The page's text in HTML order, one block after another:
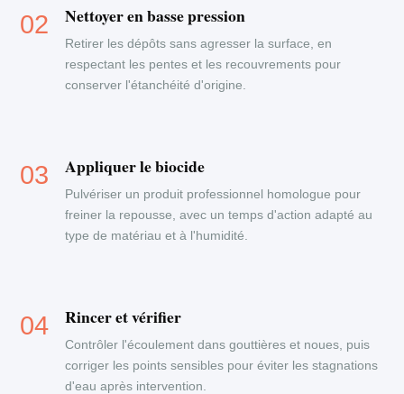
Nettoyer en basse pression
Retirer les dépôts sans agresser la surface, en
respectant les pentes et les recouvrements pour
conserver l'étanchéité d'origine.
Appliquer le biocide
Pulvériser un produit professionnel homologue pour
freiner la repousse, avec un temps d'action adapté au
type de matériau et à l'humidité.
Rincer et vérifier
Contrôler l'écoulement dans gouttières et noues, puis
corriger les points sensibles pour éviter les stagnations
d'eau après intervention.